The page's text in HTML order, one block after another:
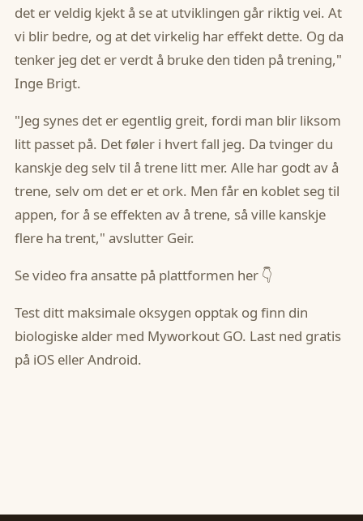
det er veldig kjekt å se at utviklingen går riktig vei. At
vi blir bedre, og at det virkelig har effekt dette. Og da
tenker jeg det er verdt å bruke den tiden på trening,"
Inge Brigt.
"Jeg synes det er egentlig greit, fordi man blir liksom
litt passet på. Det føler i hvert fall jeg. Da tvinger du
kanskje deg selv til å trene litt mer. Alle har godt av å
trene, selv om det er et ork. Men får en koblet seg til
appen, for å se effekten av å trene, så ville kanskje
flere ha trent," avslutter Geir.
Se video fra ansatte på plattformen her 👇
Test ditt maksimale oksygen opptak og finn din
biologiske alder med Myworkout GO. Last ned gratis
på iOS eller Android.